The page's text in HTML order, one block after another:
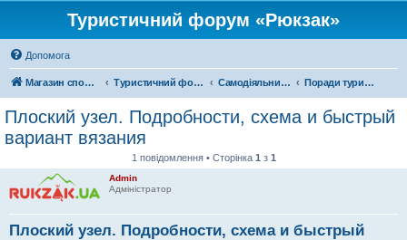
Туристичний форум «Рюкзак»
Допомога
Магазин спорядження Туристичний форум «Рюкзак» Самодіяльний туризм Поради туристам
Плоский узел. Подробности, схема и быстрый
вариант вязания
1 повідомлення • Сторінка 1 з 1
Admin
Адміністратор
Плоский узел. Подробности, схема и быстрый